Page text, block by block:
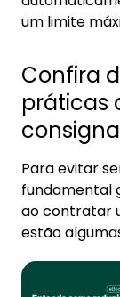
um limite
Confira
práticas
Para evitar
fundamental
ao contratar
estão